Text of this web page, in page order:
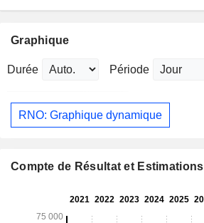
Graphique
Durée Période
RNO: Graphique dynamique
Compte de Résultat et Estimations